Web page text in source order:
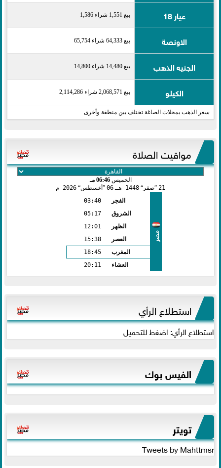
عيار 18 بيع 1,551 شراء 1,586
الاونصة بيع 64,333 شراء 65,754
الجنيه الذهب بيع 14,480 شراء 14,800
الكيلو بيع 2,068,571 شراء 2,114,286
سعر الذهب بمحلات الصاغة تختلف بين منطقة وأخرى
مواقيت الصلاة
الخميس06:46 مـ
21 صفر 1448 هـ 06 أغسطس 2026 م
مصر
الفجر
03:40
الشروق
05:17
الظهر
12:01
العصر
15:38
المغرب
18:45
العشاء
20:11
استطلاع الرأي
استطلاع الرأي: اضغط للتحميل
الفيس بوك
تويتر
Tweets by Mahttmsr